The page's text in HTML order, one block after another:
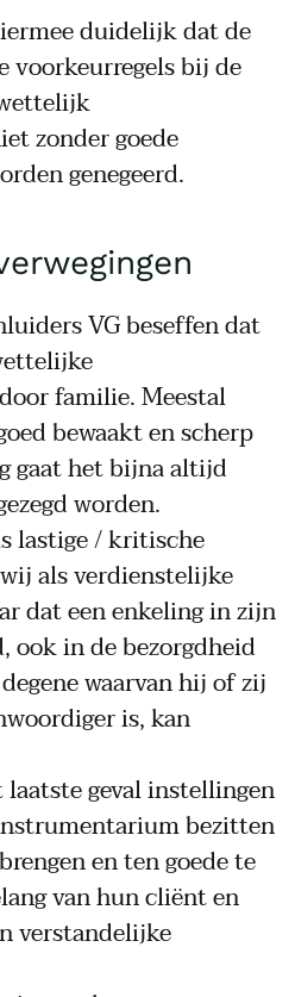
duidelijk dat de
voorkeurregels bij de
zonder goede
genegeerd.
VG beseffen dat
familie. Meestal
bewaakt en scherp
gaat het bijna altijd
worden.
lastige / kritische
als verdienstelijke
dat een enkeling in zijn
ook in de bezorgdheid
waarvan hij of zij
is, kan
geval instellingen
bezitten
en ten goede te
van hun cliënt en
verstandelijke